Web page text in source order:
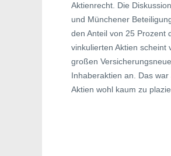
Aktienrecht. Die
und Münchener
den Anteil von 25 Prozent
vinkulierten Aktien scheint
großen
Inhaberaktien an. Das
Aktien wohl kaum zu